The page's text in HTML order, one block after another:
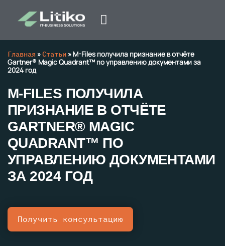
Главная »Статьи » M-Files получила признание в отчёте
Gartner® Magic Quadrant™ по управлению документами за
2024 год
M-FILES ПОЛУЧИЛА
ПРИЗНАНИЕ В ОТЧЁТЕ
GARTNER® MAGIC
QUADRANT™ ПО
УПРАВЛЕНИЮ ДОКУМЕНТАМИ
ЗА 2024 ГОД
Получить консультацию